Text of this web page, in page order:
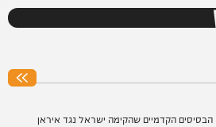
הקדמיים שהקימה ישראל נגד איראן